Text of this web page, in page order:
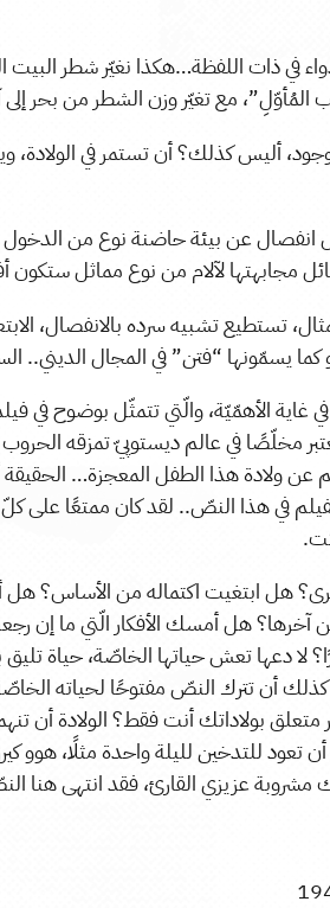
في ذات اللفظة…هكذا نغيّر شطر البيت
المُأوّلِ”، مع تغيّر وزن الشطر من بحر إلى
أليس كذلك؟ أن تستمر في الولادة،
انفصال عن بيئة حاضنة نوع من الدخول
مجابهتها لآلام من نوع مماثل
تستطيع تشبيه سرده بالانفصال،
يسمّونها “فتن” في المجال الديني..
عن ولادة هذا الطفل المعجزة… الحقيقة
في هذا النصّ.. لقد كان ممتعًا على
هل ابتغيت اكتماله من الأساس؟ هل
آخرها؟ هل أمسك الأفكار الّتي ما إن
لا دعها تعش حياتها الخاصّة، حياة
كذلك أن تترك النصّ مفتوحًا لحياته
متعلق بولاداتك أنت فقط؟ الولادة أن
تعود للتدخين لليلة واحدة مثلًا، هوو
عزيزي القارئ، فقد انتهى هنا